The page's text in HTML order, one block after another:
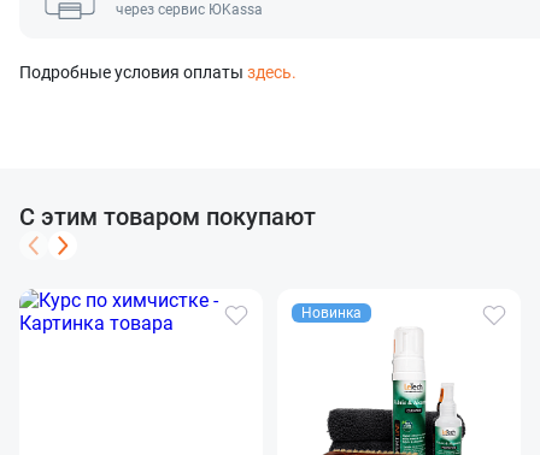
через сервис ЮKassa
Подробные условия оплаты здесь.
С этим товаром покупают
Новинка